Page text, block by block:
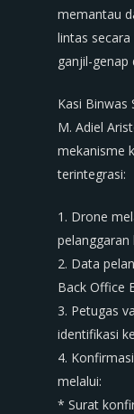
memantau
lintas
ganjil-genap
Kasi Binwas
M. Adiel
mekanisme
terintegrasi:
1. Drone
2. Data
Back Office
3. Petugas
identifikasi
4.
melalui:
* Surat